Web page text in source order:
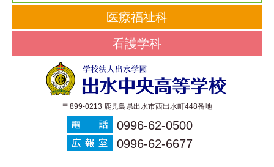
医療福祉科
看護学科
〒899-0213 鹿児島県出水市西出水町448番地
0996-62-0500
0996-62-6677